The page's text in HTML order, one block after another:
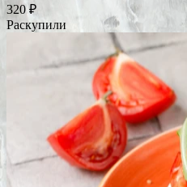
320 ₽
Раскупили